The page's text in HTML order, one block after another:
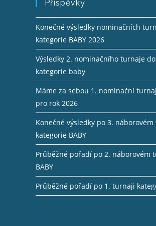
Příspěvky
Konečné výsledky nominačních
kategorie BABY 2026
Výsledky 2. nominačního turnaje do
kategorie baby
Máme za sebou 1. nominační
pro rok 2026
Konečné výsledky po 3.
kategorie BABY
Průběžné pořadí po 2. náborovém
BABY
Průběžné pořadí po 1. turnaji